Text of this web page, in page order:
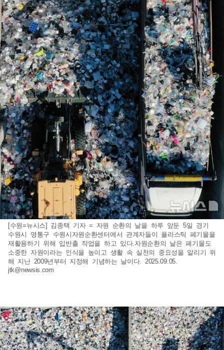
[수원=뉴시스] 김종택 기자 = 자원 순환의 날을 하루 앞둔 5일 경기
수원시 영통구 수원시자원순환센터에서 관계자들이 플라스틱 폐기물을
재활용하기 위해 입반출 작업을 하고 있다.자원순환의 날은 폐기물도
소중한 자원이라는 인식을 높이고 생활 속 실천의 중요성을 알리기 위
해 지난 2009년부터 지정해 기념하는 날이다. 2025.09.05.
jtk@newsis.com